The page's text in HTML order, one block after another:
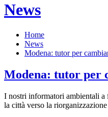
News
Home
News
Modena: tutor per
Modena: tutor per
I nostri informatori ambientali
la città verso la